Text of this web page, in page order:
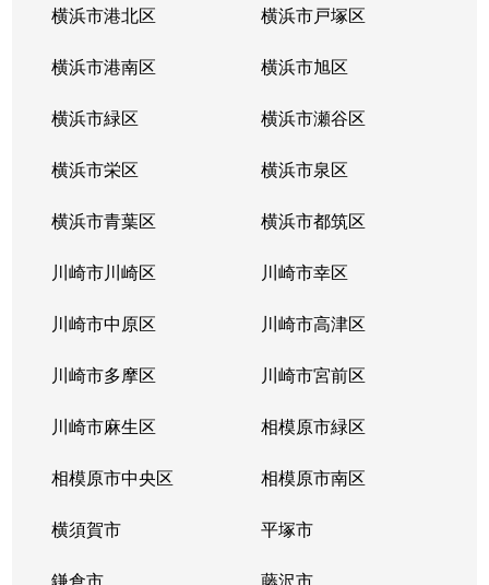
横浜市港北区 横浜市戸塚区
横浜市港南区 横浜市旭区
横浜市緑区 横浜市瀬谷区
横浜市栄区 横浜市泉区
横浜市青葉区 横浜市都筑区
川崎市川崎区 川崎市幸区
川崎市中原区 川崎市高津区
川崎市多摩区 川崎市宮前区
川崎市麻生区 相模原市緑区
相模原市中央区 相模原市南区
横須賀市 平塚市
鎌倉市 藤沢市